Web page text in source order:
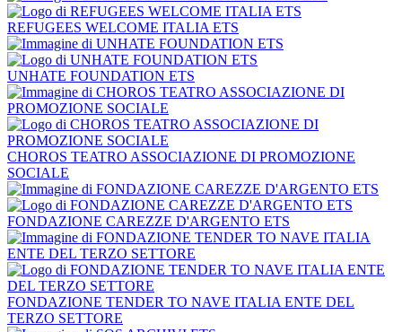
REFUGEES WELCOME ITALIA ETS
UNHATE FOUNDATION ETS
CHOROS TEATRO ASSOCIAZIONE DI PROMOZIONE
SOCIALE
FONDAZIONE CAREZZE D'ARGENTO ETS
FONDAZIONE TENDER TO NAVE ITALIA ENTE DEL
TERZO SETTORE